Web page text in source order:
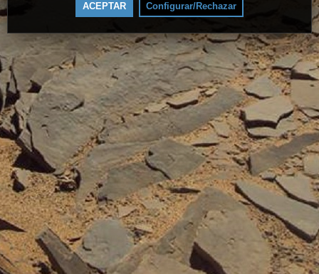
ACEPTAR Configurar/Rechazar